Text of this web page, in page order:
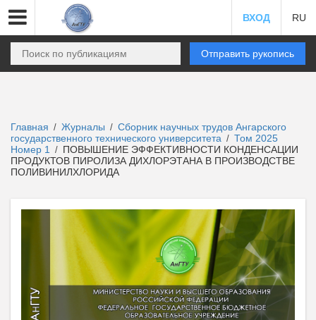
ВХОД RU
Отправить рукопись
Главная / Журналы / Сборник научных трудов Ангарского
государственного технического университета / Том 2025
Номер 1
/ ПОВЫШЕНИЕ ЭФФЕКТИВНОСТИ КОНДЕНСАЦИИ
ПРОДУКТОВ ПИРОЛИЗА ДИХЛОРЭТАНА В ПРОИЗВОДСТВЕ
ПОЛИВИНИЛХЛОРИДА